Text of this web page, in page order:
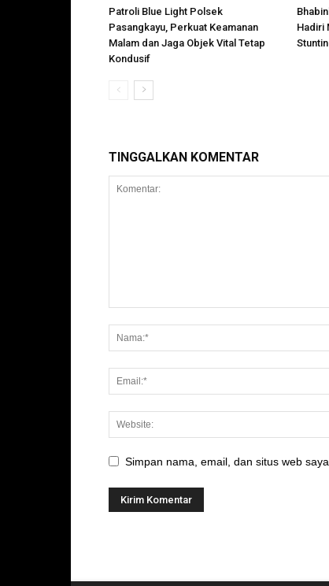
Patroli Blue Light Polsek
Pasangkayu, Perkuat Keamanan
Malam dan Jaga Objek Vital Tetap
Kondusif
Hadiri
TINGGALKAN KOMENTAR
Simpan nama, email, dan situs web